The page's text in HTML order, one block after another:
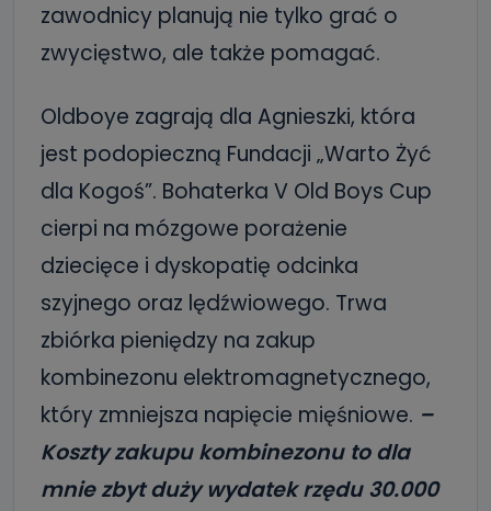
zawodnicy planują nie tylko grać o
zwycięstwo, ale także pomagać.
Oldboye zagrają dla Agnieszki, która
jest podopieczną Fundacji „Warto Żyć
dla Kogoś”. Bohaterka V Old Boys Cup
cierpi na mózgowe porażenie
dziecięce i dyskopatię odcinka
szyjnego oraz lędźwiowego. Trwa
zbiórka pieniędzy na zakup
kombinezonu elektromagnetycznego,
który zmniejsza napięcie mięśniowe. –
Koszty zakupu kombinezonu to dla
mnie zbyt duży wydatek rzędu 30.000